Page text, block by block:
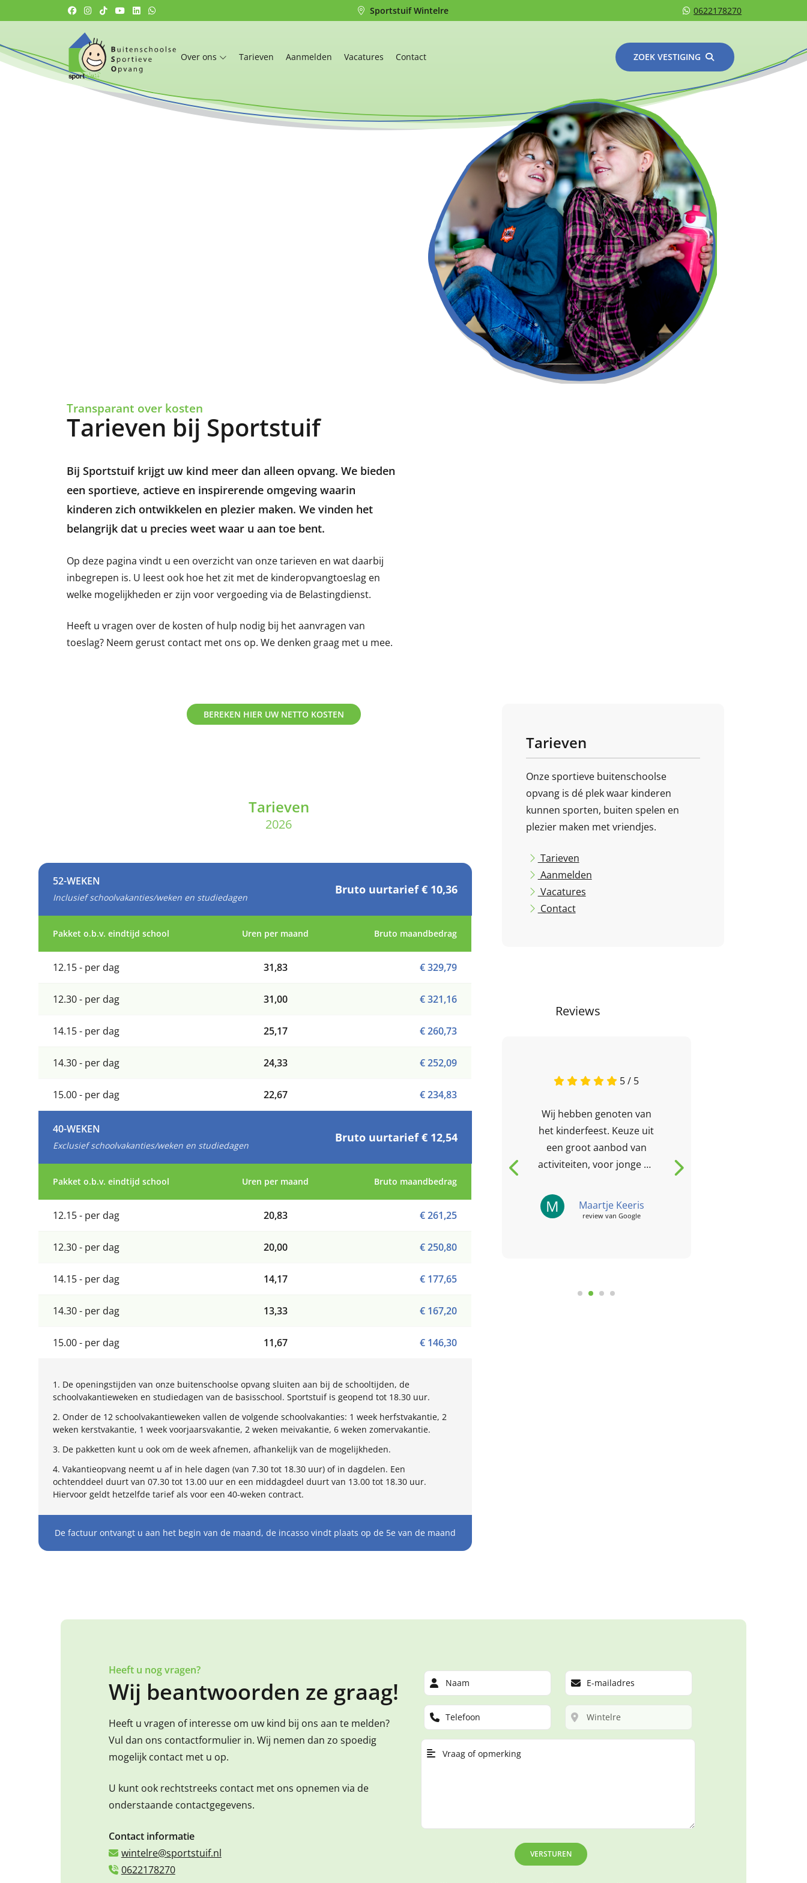
Sportstuif Wintelre 0622178270
Over ons Tarieven Aanmelden Vacatures Contact ZOEK VESTIGING
Transparant over kosten
Tarieven bij Sportstuif
Bij Sportstuif krijgt uw kind meer dan alleen opvang. We bieden
een sportieve, actieve en inspirerende omgeving waarin
kinderen zich ontwikkelen en plezier maken. We vinden het
belangrijk dat u precies weet waar u aan toe bent.
Op deze pagina vindt u een overzicht van onze tarieven en wat daarbij
inbegrepen is. U leest ook hoe het zit met de kinderopvangtoeslag en
welke mogelijkheden er zijn voor vergoeding via de Belastingdienst.
Heeft u vragen over de kosten of hulp nodig bij het aanvragen van
toeslag? Neem gerust contact met ons op. We denken graag met u mee.
BEREKEN HIER UW NETTO KOSTEN
Tarieven
2026
52-WEKEN
Inclusief schoolvakanties/weken en studiedagen
Bruto uurtarief € 10,36
Pakket o.b.v. eindtijd school Uren per maand Bruto maandbedrag
12.15 - per dag 31,83 € 329,79
12.30 - per dag 31,00 € 321,16
14.15 - per dag 25,17 € 260,73
14.30 - per dag 24,33 € 252,09
15.00 - per dag 22,67 € 234,83
40-WEKEN
Exclusief schoolvakanties/weken en studiedagen
Bruto uurtarief € 12,54
Pakket o.b.v. eindtijd school Uren per maand Bruto maandbedrag
12.15 - per dag 20,83 € 261,25
12.30 - per dag 20,00 € 250,80
14.15 - per dag 14,17 € 177,65
14.30 - per dag 13,33 € 167,20
15.00 - per dag 11,67 € 146,30
1. De openingstijden van onze buitenschoolse opvang sluiten aan bij de schooltijden, de
schoolvakantieweken en studiedagen van de basisschool. Sportstuif is geopend tot 18.30 uur.
2. Onder de 12 schoolvakantieweken vallen de volgende schoolvakanties: 1 week herfstvakantie, 2
weken kerstvakantie, 1 week voorjaarsvakantie, 2 weken meivakantie, 6 weken zomervakantie.
3. De pakketten kunt u ook om de week afnemen, afhankelijk van de mogelijkheden.
4. Vakantieopvang neemt u af in hele dagen (van 7.30 tot 18.30 uur) of in dagdelen. Een
ochtenddeel duurt van 07.30 tot 13.00 uur en een middagdeel duurt van 13.00 tot 18.30 uur.
Hiervoor geldt hetzelfde tarief als voor een 40-weken contract.
De factuur ontvangt u aan het begin van de maand, de incasso vindt plaats op de 5e van de maand
Tarieven
Onze sportieve buitenschoolse
opvang is dé plek waar kinderen
kunnen sporten, buiten spelen en
plezier maken met vriendjes.
Tarieven
Aanmelden
Vacatures
Contact
Reviews
Sportstuif Wintelre is een
super fijne
buitenschoolse Sportieve
opvang! Alles is goed
geregeld, van ophalen op
school tot aan het
aanbod van de
A Anja Reniers-
Wouters
review van Google
5 / 5
Wij hebben genoten van
het kinderfeest. Keuze uit
een groot aanbod van
activiteiten, voor jonge en
hadden o.a. een
speurtocht, waarbij de
M Maartje Keeris
review van Google
Heeft u nog vragen?
Wij beantwoorden ze graag!
Heeft u vragen of interesse om uw kind bij ons aan te melden?
Vul dan ons contactformulier in. Wij nemen dan zo spoedig
mogelijk contact met u op.
U kunt ook rechtstreeks contact met ons opnemen via de
onderstaande contactgegevens.
Contact informatie
wintelre@sportstuif.nl
0622178270
VERSTUREN